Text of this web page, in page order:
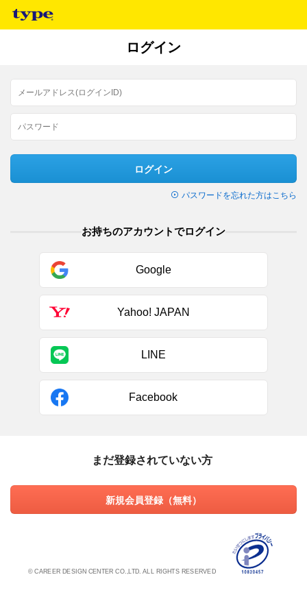
ログイン
ログイン
パスワードを忘れた方はこちら
お持ちのアカウントでログイン
Google
Yahoo! JAPAN
LINE
Facebook
まだ登録されていない方
新規会員登録（無料）
© CAREER DESIGN CENTER CO.,LTD. ALL RIGHTS RESERVED